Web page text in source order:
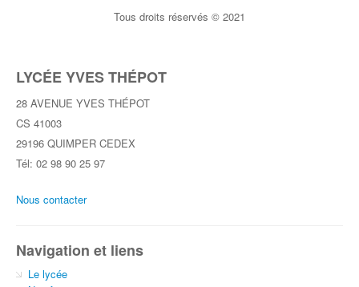
Tous droits réservés © 2021
LYCÉE YVES THÉPOT
28 AVENUE YVES THÉPOT
CS 41003
29196 QUIMPER CEDEX
Tél: 02 98 90 25 97
Nous contacter
Navigation et liens
Le lycée